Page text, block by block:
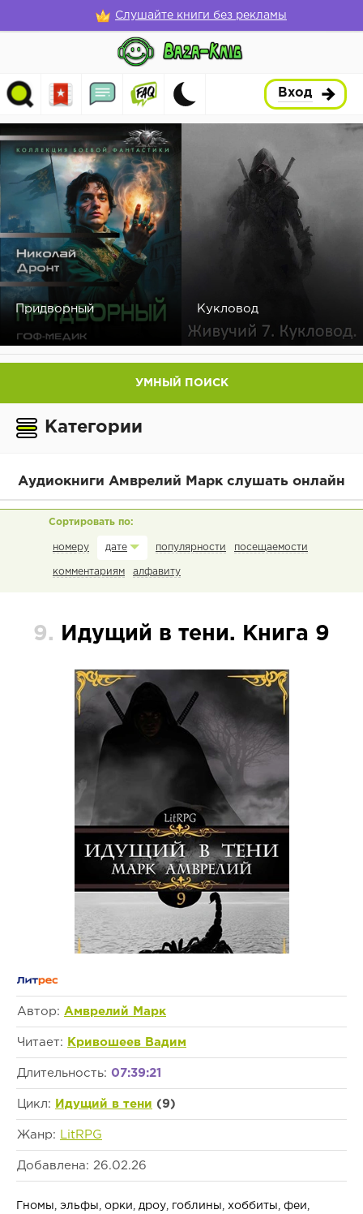
Слушайте книги без рекламы
Вход
Придворный Кукловод
УМНЫЙ ПОИСК
Категории
Аудиокниги Амврелий Марк слушать онлайн
номеру дате популярности посещаемости
комментариям алфавиту
9. Идущий в тени. Книга 9
Автор: Амврелий Марк
Читает: Кривошеев Вадим
Длительность: 07:39:21
Цикл: Идущий в тени (9)
Жанр: LitRPG
Добавлена: 26.02.26
Гномы, эльфы, орки, дроу, гоблины, хоббиты, феи,